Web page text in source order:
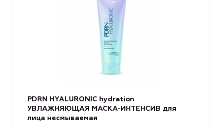
PDRN HYALURONIC hydration
УВЛАЖНЯЮЩАЯ МАСКА-ИНТЕНСИВ для
лица несмываемая